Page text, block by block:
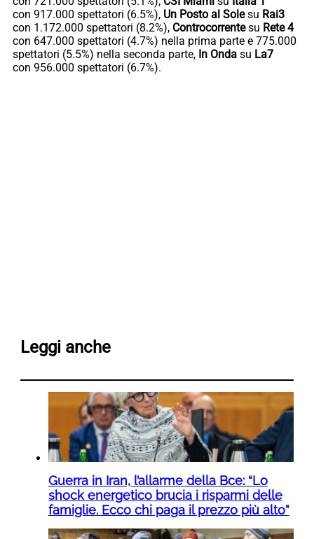
con 917.000 spettatori (6.5%), Un Posto al Solesu Rai3
con 1.172.000 spettatori (8.2%), Controcorrentesu Rete 4
con 647.000 spettatori (4.7%) nella prima parte e 775.000
spettatori (5.5%) nella seconda parte, In Onda su La7
con 956.000 spettatori (6.7%).
Leggi anche
Guerra in Iran, l’allarme della Bce: “Lo
shock energetico brucia i risparmi delle
famiglie. Ecco chi paga il prezzo più alto”